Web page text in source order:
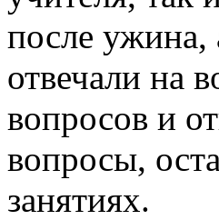
после ужина,
отвечали на
вопросов и
вопросы,
занятиях.